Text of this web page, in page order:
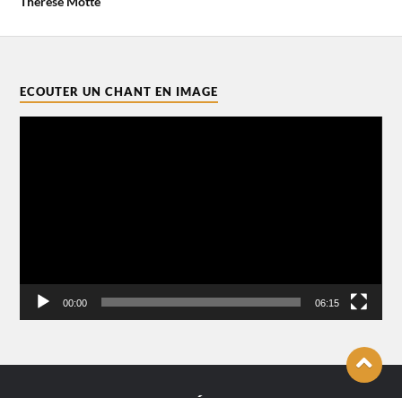
ECOUTER UN CHANT EN IMAGE
00:00 06:15